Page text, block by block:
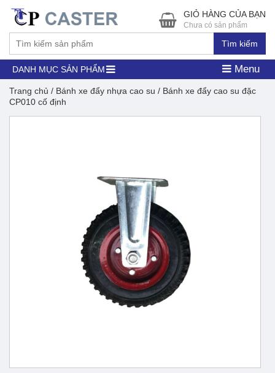
Tìm kiếm
GIỎ HÀNG CỦA BẠN
Chưa có sản phẩm
DANH MỤC SẢN PHẨM Menu
Trang chủ / Bánh xe đẩy nhựa cao su / Bánh xe đẩy cao su đặc
CP010 cố định